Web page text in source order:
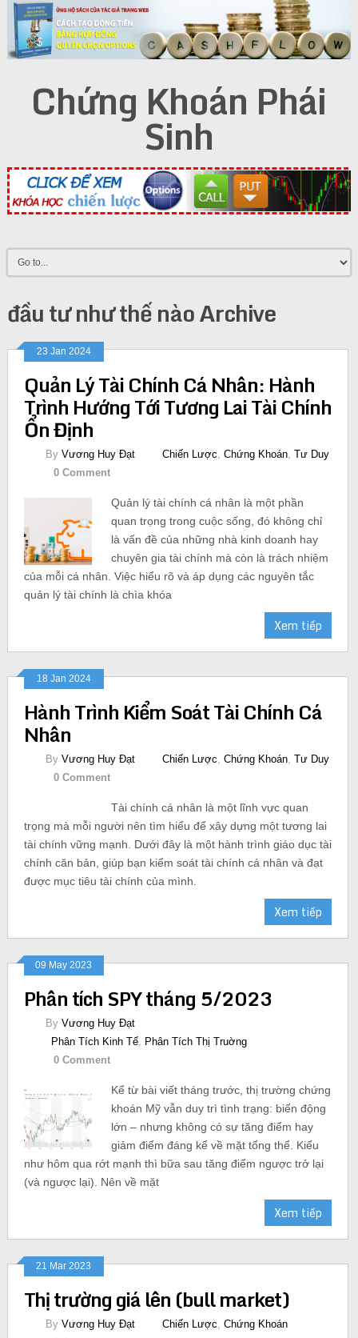
Chứng Khoán Phái
Sinh
đầu tư như thế nào Archive
23 Jan 2024
Quản Lý Tài Chính Cá Nhân: Hành
Trình Hướng Tới Tương Lai Tài Chính
Ổn Định
By Vương Huy Đạt Chiến Lược Chứng Khoán, Tư Duy
0 Comment
Quản lý tài chính cá nhân là một phần
quan trọng trong cuộc sống, đó không chỉ
là vấn đề của những nhà kinh doanh hay
chuyên gia tài chính mà còn là trách nhiệm
của mỗi cá nhân. Việc hiểu rõ và áp dụng các nguyên tắc
quản lý tài chính là chìa khóa
Xem tiếp
18 Jan 2024
Hành Trình Kiểm Soát Tài Chính Cá
Nhân
By Vương Huy Đạt Chiến Lược Chứng Khoán, Tư Duy
0 Comment
Tài chính cá nhân là một lĩnh vực quan
trọng mà mỗi người nên tìm hiểu để xây dựng một tương lai
tài chính vững mạnh. Dưới đây là một hành trình giáo dục tài
chính căn bản, giúp bạn kiểm soát tài chính cá nhân và đạt
được mục tiêu tài chính của mình.
Xem tiếp
09 May 2023
Phân tích SPY tháng 5/2023
By Vương Huy Đạt
Phân Tích Kinh Tế, Phân Tích Thị Truờng
0 Comment
Kể từ bài viết tháng trước, thị trường chứng
khoán Mỹ vẫn duy trì tình trạng: biến động
lớn – nhưng không có sự tăng điểm hay
giảm điểm đáng kể về mặt tổng thể. Kiểu
như hôm qua rớt mạnh thì bữa sau tăng điểm ngược trở lại
(và ngược lại). Nên về mặt
Xem tiếp
21 Mar 2023
Thị trường giá lên (bull market)
By Vương Huy Đạt Chiến Lược Chứng Khoán